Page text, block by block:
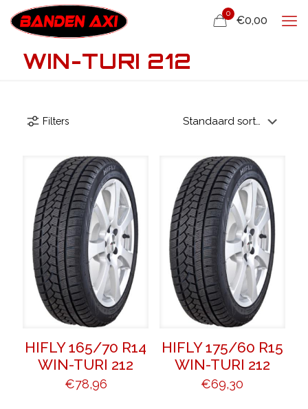
0
€0,00
WIN-TURI 212
Filters
HIFLY 165/70 R14
WIN-TURI 212
€78,96
HIFLY 175/60 R15
WIN-TURI 212
€69,30